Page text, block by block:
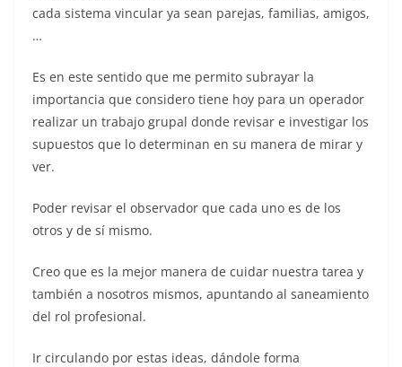
cada sistema vincular ya sean parejas, familias, amigos,
…
Es en este sentido que me permito subrayar la
importancia que considero tiene hoy para un operador
realizar un trabajo grupal donde revisar e investigar los
supuestos que lo determinan en su manera de mirar y
ver.
Poder revisar el observador que cada uno es de los
otros y de sí mismo.
Creo que es la mejor manera de cuidar nuestra tarea y
también a nosotros mismos, apuntando al saneamiento
del rol profesional.
Ir circulando por estas ideas, dándole forma